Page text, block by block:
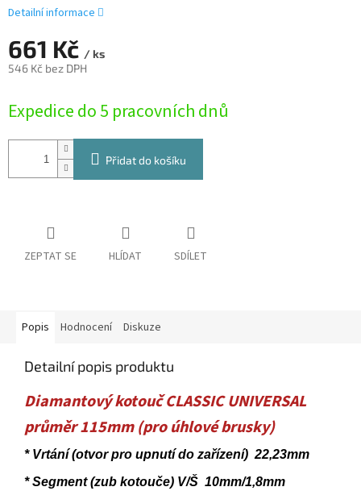
661 Kč / ks
546 Kč bez DPH
cena:
Expedice do 5 pracovních dnů
Přidat do košíku
Detailní informace
ZEPTAT SE HLÍDAT SDÍLET
Popis Hodnocení Diskuze
Detailní popis produktu
Diamantový kotouč CLASSIC UNIVERSAL
průměr 115mm (pro úhlové brusky)
* Vrtání (otvor pro upnutí do zařízení) 22,23mm
* Segment (zub kotouče) V/Š 10mm/1,8mm